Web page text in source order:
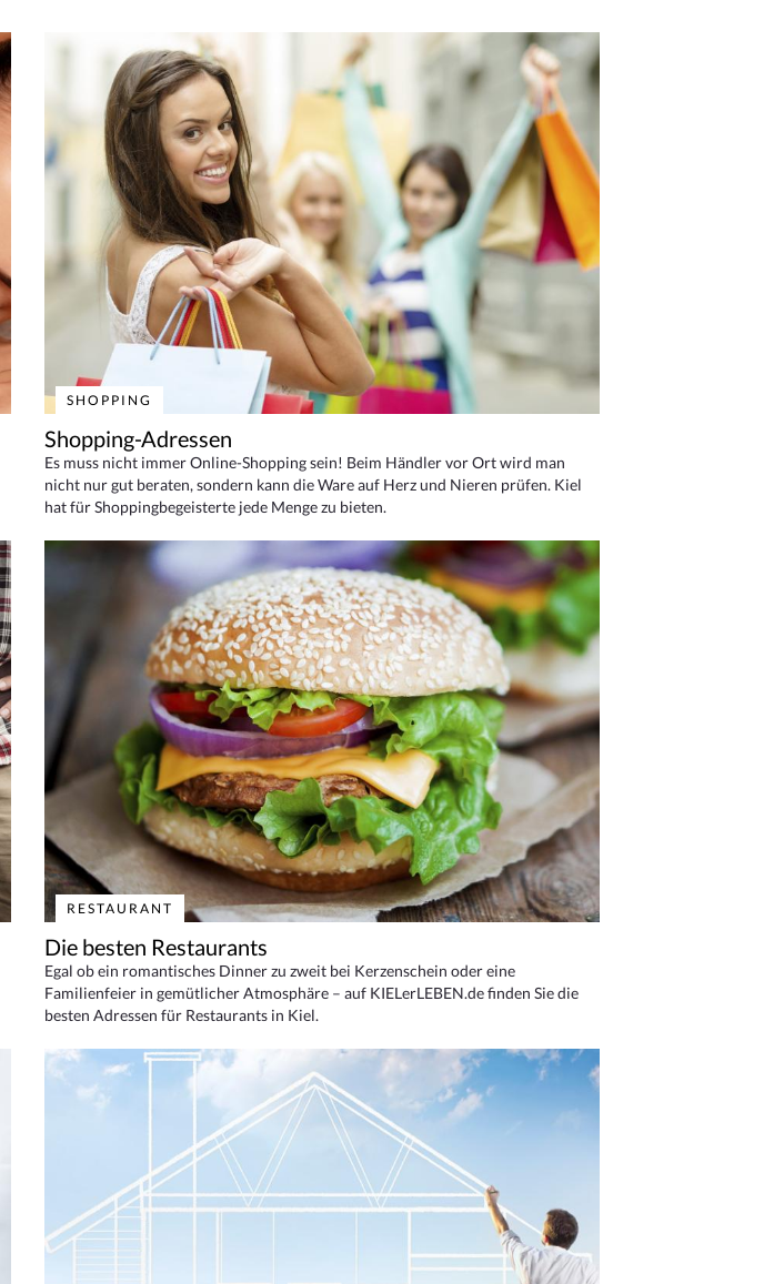
SHOPPING
Shopping-Adressen
Es muss nicht immer Online-Shopping sein! Beim Händler vor Ort wird man
nicht nur gut beraten, sondern kann die Ware auf Herz und Nieren prüfen. Kiel
hat für Shoppingbegeisterte jede Menge zu bieten.
RESTAURANT
Die besten Restaurants
Egal ob ein romantisches Dinner zu zweit bei Kerzenschein oder eine
Familienfeier in gemütlicher Atmosphäre – auf KIELerLEBEN.de finden Sie die
besten Adressen für Restaurants in Kiel.